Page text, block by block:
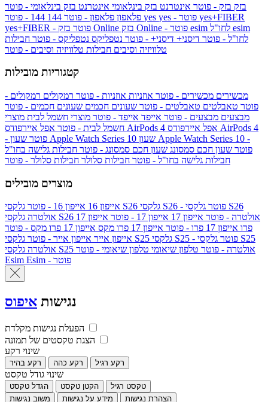
בזק בזק - פוטר אינטרנט בזק בינלאומי אינטרנט בזק בינלאומי - פוטר
פלאפון פלאפון - פוטר 144 yes
yes+FIBER
yes+FIBER - פוטר בזק Online
esim
לחו"ל - פוטר דיסני+ דיסני+ - פוטר נטפליקס נטפליקס - פוטר חבילות
טלוויזיה וסיבים חבילות טלוויזיה וסיבים - פוטר
קטגוריות מובילות
מכשירים מכשירים - פוטר אוזניות אוזניות - פוטר רמקולים רמקולים -
פוטר טאבלטים טאבלטים - פוטר שעונים חכמים שעונים חכמים - פוטר
מבצעים מבצעים - פוטר אייפד אייפד - פוטר מוצרי חשמל לבית מוצרי
חשמל לבית - פוטר אפל איירפודס AirPods 4 אפל איירפודס AirPods 4
- פוטר שעון Apple Watch Series 10 שעון Apple Watch Series 10 -
פוטר שעון חכם סמסונג שעון חכם סמסונג - פוטר חבילות גלישה בחו"ל
חבילות גלישה בחו"ל - פוטר חבילות סלולר חבילות סלולר - פוטר
מוצרים מובילים
אייפון 16 אייפון 16 - פוטר גלקסי S26 גלקסי S26 - פוטר גלקסי S26
אולטרה
גלקסי S26 אולטרה - פוטר אייפון 17 אייפון 17 - פוטר
אייפון 17
פרו אייפון 17 פרו - פוטר אייפון 17 פרו מקס
אייפון 17 פרו מקס - פוטר
אייפון אייר אייפון אייר - פוטר גלקסי S25 גלקסי S25 - פוטר גלקסי S25
אולטרה
גלקסי S25 אולטרה - פוטר טלפון שיאומי טלפון שיאומי - פוטר
Esim
Esim - פוטר
נגישות איפוס
הפעלת נגישות מקלדת
הצגת טקסטים של תמונה
שינוי רקע
רקע בהיר רקע כהה רקע רגיל
שינוי גודל טקסט
הגדל טקסט הקטן טקסט
טקסט רגיל
משוב נגישות
מידע על נגישות הצהרת נגישות